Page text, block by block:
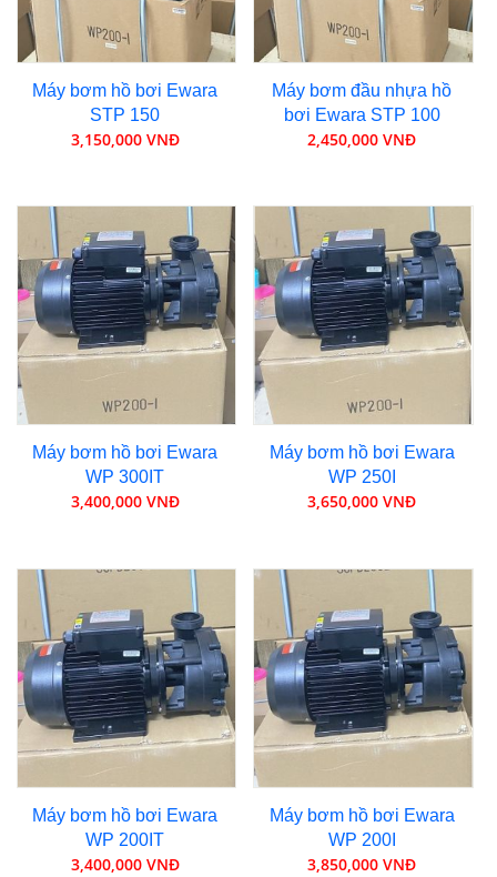
Máy bơm hồ bơi Ewara
STP 150
3,150,000 VNĐ
Máy bơm đầu nhựa hồ
bơi Ewara STP 100
2,450,000 VNĐ
Máy bơm hồ bơi Ewara
WP 300IT
3,400,000 VNĐ
Máy bơm hồ bơi Ewara
WP 250I
3,650,000 VNĐ
Máy bơm hồ bơi Ewara
WP 200IT
3,400,000 VNĐ
Máy bơm hồ bơi Ewara
WP 200I
3,850,000 VNĐ